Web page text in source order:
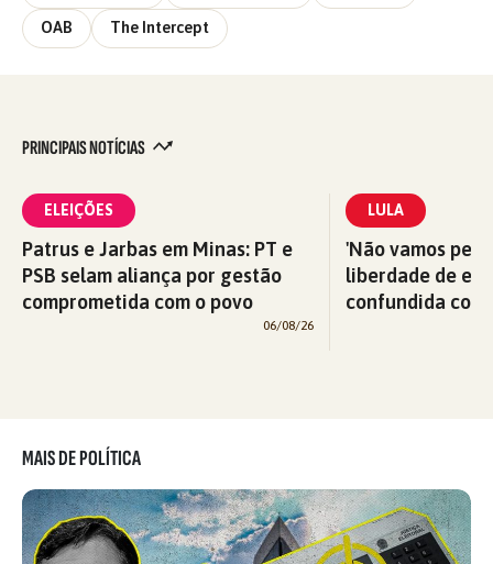
OAB The Intercept
PRINCIPAIS NOTÍCIAS
ELEIÇÕES
Patrus e Jarbas em Minas: PT e
PSB selam aliança por gestão
comprometida com o povo
06/08/26
LULA
'Não vamos
liberdade de
confundida
MAIS DE POLÍTICA